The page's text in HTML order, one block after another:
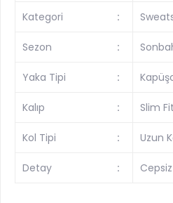
Kategori :
Sezon :
Yaka Tipi :
Kalıp : Slim Fit
Kol Tipi : Uzun
Detay : Cepsiz